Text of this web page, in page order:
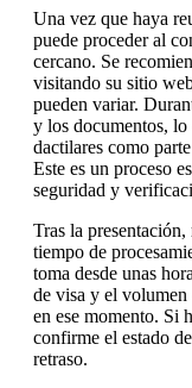
Una vez que haya
puede proceder al
cercano. Se
visitando su sitio
pueden variar.
y los documentos,
dactilares como
Este es un proceso
seguridad y
Tras la
tiempo de
toma desde unas
de visa y el volumen
en ese momento. Si
confirme el estado
retraso.